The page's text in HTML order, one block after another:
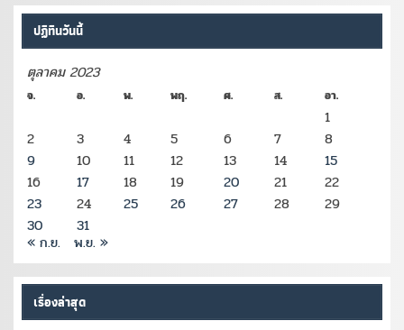
ปฏิทินวันนี้
ตุลาคม 2023
จ. อ. พ. พฤ. ศ. ส. อา.
1
2
3 4 5 6 7
8
9
10 11 12 13 14
15
16
17 18 19 20 21
22
23
24 25 26 27 28
29
30
31
« ก.ย. พ.ย. »
เรื่องล่าสุด